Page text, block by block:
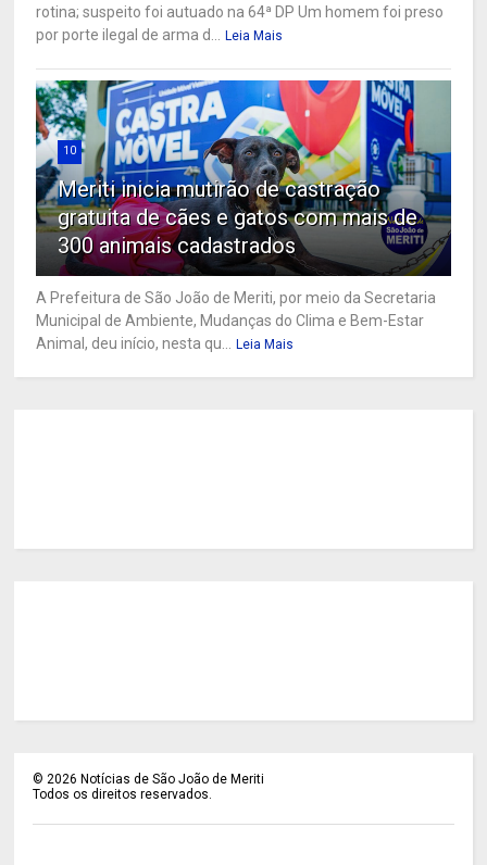
rotina; suspeito foi autuado na 64ª DP Um homem foi preso
por porte ilegal de arma d... Leia Mais
10
Meriti inicia mutirão de castração
gratuita de cães e gatos com mais de
300 animais cadastrados
A Prefeitura de São João de Meriti, por meio da Secretaria
Municipal de Ambiente, Mudanças do Clima e Bem-Estar
Animal, deu início, nesta qu... Leia Mais
©2026 Notícias de São João de Meriti
Todos os direitos reservados.